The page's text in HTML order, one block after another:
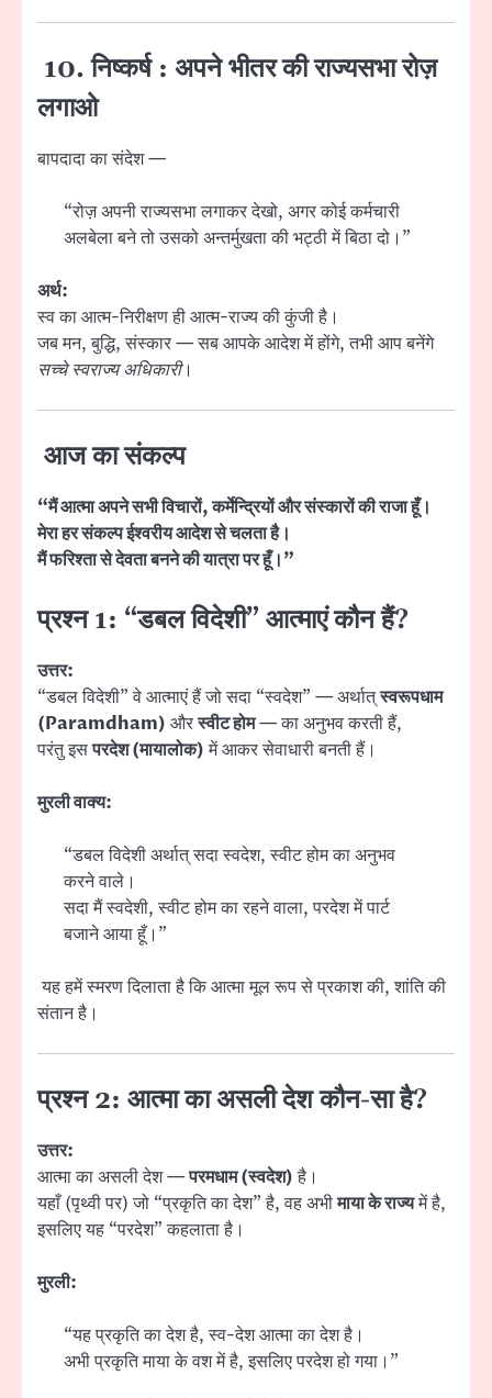
10. निष्कर्ष : अपने भीतर की राज्यसभा रोज़
लगाओ
बापदादा का संदेश —
“रोज़ अपनी राज्यसभा लगाकर देखो, अगर कोई कर्मचारी
अलबेला बने तो उसको अन्तर्मुखता की भट्ठी में बिठा दो।”
अर्थ:
स्व का आत्म-निरीक्षण ही आत्म-राज्य की कुंजी है।
जब मन, बुद्धि, संस्कार — सब आपके आदेश में होंगे, तभी आप बनेंगे
सच्चे स्वराज्य अधिकारी।
आज का संकल्प
“मैं आत्मा अपने सभी विचारों, कर्मेन्द्रियों और संस्कारों की राजा हूँ।
मेरा हर संकल्प ईश्वरीय आदेश से चलता है।
मैं फरिश्ता से देवता बनने की यात्रा पर हूँ।”
प्रश्न 1: “डबल विदेशी” आत्माएं कौन हैं?
उत्तर:
“डबल विदेशी” वे आत्माएं हैं जो सदा “स्वदेश” — अर्थात्स्वरूपधाम
(Paramdham) औरस्वीट होम— का अनुभव करती हैं,
परंतु इसपरदेश (मायालोक)में आकर सेवाधारी बनती हैं।
मुरली वाक्य:
“डबल विदेशी अर्थात् सदा स्वदेश, स्वीट होम का अनुभव
करने वाले।
सदा मैं स्वदेशी, स्वीट होम का रहने वाला, परदेश में पार्ट
बजाने आया हूँ।”
यह हमें स्मरण दिलाता है कि आत्मा मूल रूप से प्रकाश की, शांति की
संतान है।
प्रश्न 2: आत्मा का असली देश कौन-सा है?
उत्तर:
आत्मा का असली देश —परमधाम (स्वदेश)है।
यहाँ (पृथ्वी पर) जो “प्रकृति का देश” है, वह अभीमाया के राज्यमें है,
इसलिए यह “परदेश” कहलाता है।
मुरली:
“यह प्रकृति का देश है, स्व-देश आत्मा का देश है।
अभी प्रकृति माया के वश में है, इसलिए परदेश हो गया।”